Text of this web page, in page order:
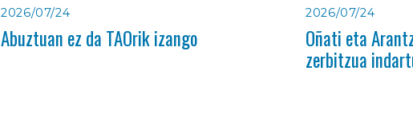
2026/07/24
Abuztuan ez da TAOrik izango
2026/07/24
Oñati eta
zerbitzua